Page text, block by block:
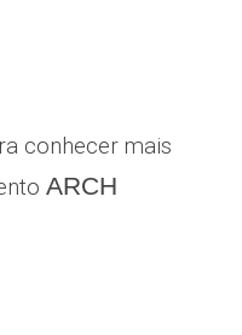
conhecer mais
ARCH